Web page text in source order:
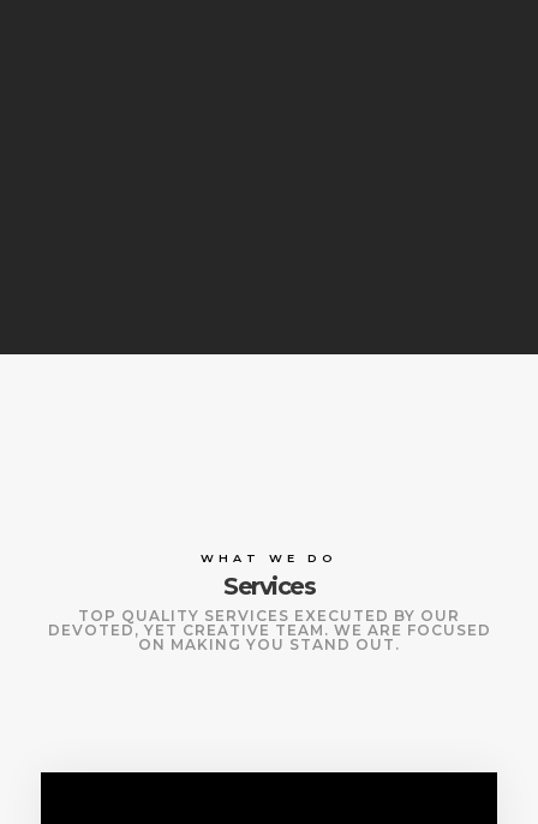
WHAT WE DO
Services
TOP QUALITY SERVICES EXECUTED BY OUR
DEVOTED, YET CREATIVE TEAM. WE ARE FOCUSED
ON MAKING YOU STAND OUT.